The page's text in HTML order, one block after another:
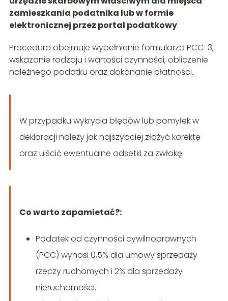
zamieszkania podatnika lub w formie
elektronicznej przez portal podatkowy.
Procedura obejmuje wypełnienie formularza PCC-3,
wskazanie rodzaju i wartości czynności, obliczenie
należnego podatku oraz dokonanie płatności.
W przypadku wykrycia błędów lub pomyłek w
deklaracji należy jak najszybciej złożyć korektę
oraz uiścić ewentualne odsetki za zwłokę.
Co warto zapamietać?:
Podatek od czynności cywilnoprawnych
(PCC) wynosi 0,5% dla umowy sprzedaży
rzeczy ruchomych i 2% dla sprzedaży
nieruchomości.